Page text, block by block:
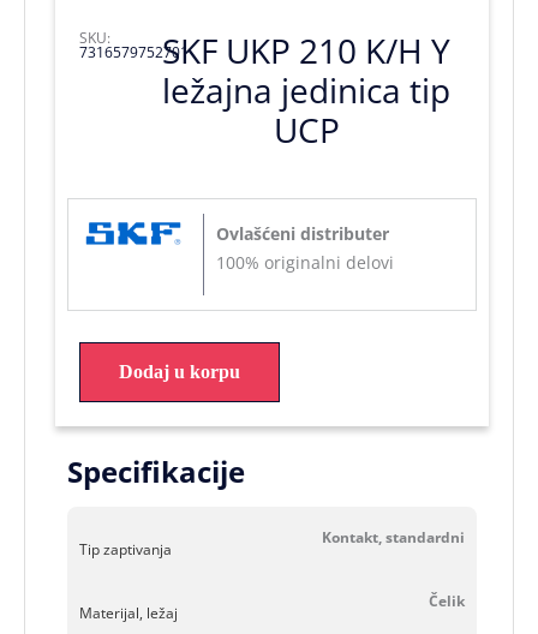
SKF UKP 210 K/H Y
ležajna jedinica tip
UCP
SKU:
7316579752701
Ovlašćeni distributer
100% originalni delovi
Dodaj u korpu
Specifikacije
Tip zaptivanja
Kontakt, standardni
Materijal, ležaj
Čelik